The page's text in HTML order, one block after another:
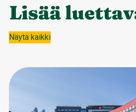
Lisää
Näytä kaikki